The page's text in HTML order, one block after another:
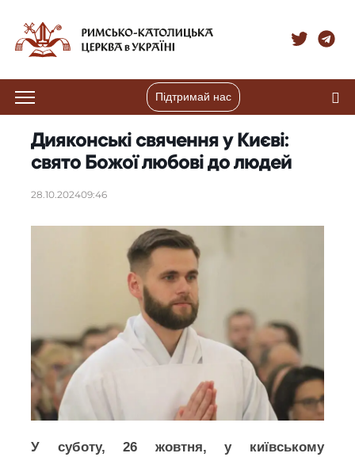
Підтримай нас
Дияконські свячення у Києві:
свято Божої любові до людей
28.10.202409:46
У суботу, 26 жовтня, у київському